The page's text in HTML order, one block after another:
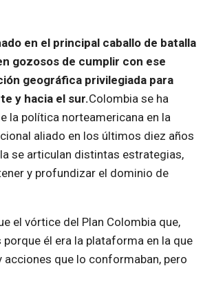
en el principal caballo de batalla
gozosos de cumplir con ese
geográfica privilegiada para
y hacia el sur.Colombia se ha
la política norteamericana en la
aliado en los últimos diez años
se articulan distintas estrategias,
y profundizar el dominio de
el vórtice del Plan Colombia que,
él era la plataforma en la que
que lo conformaban, pero